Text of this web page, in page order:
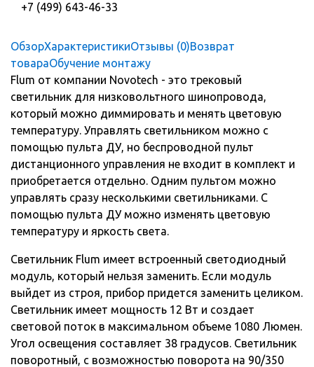
+7 (499) 643-46-33
ОбзорХарактеристикиОтзывы (0)Возврат
товараОбучение монтажу
Flum от компании Novotech - это трековый
светильник для низковольтного шинопровода,
который можно диммировать и менять цветовую
температуру. Управлять светильником можно с
помощью пульта ДУ, но беспроводной пульт
дистанционного управления не входит в комплект и
приобретается отдельно. Одним пультом можно
управлять сразу несколькими светильниками. С
помощью пульта ДУ можно изменять цветовую
температуру и яркость света.
Светильник Flum имеет встроенный светодиодный
модуль, который нельзя заменить. Если модуль
выйдет из строя, прибор придется заменить целиком.
Светильник имеет мощность 12 Вт и создает
световой поток в максимальном объеме 1080 Люмен.
Угол освещения составляет 38 градусов. Светильник
поворотный, с возможностью поворота на 90/350